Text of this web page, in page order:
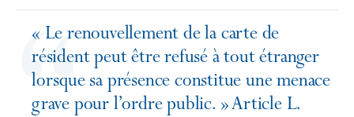
« Le renouvellement de la carte de
résident peut être refusé à tout étranger
lorsque sa présence constitue une menace
grave pour l’ordre public. » Article L.